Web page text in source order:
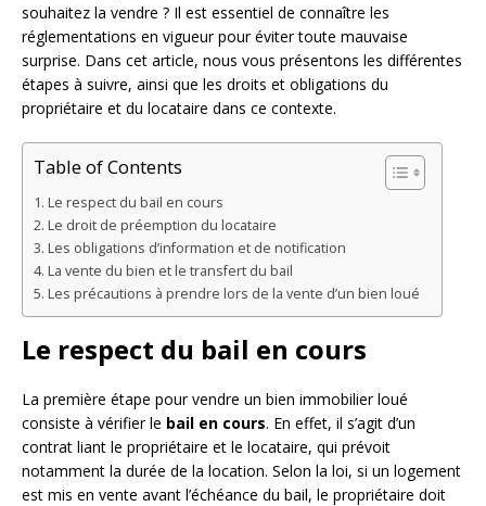
souhaitez la vendre ? Il est essentiel de connaître les
réglementations en vigueur pour éviter toute mauvaise
surprise. Dans cet article, nous vous présentons les différentes
étapes à suivre, ainsi que les droits et obligations du
propriétaire et du locataire dans ce contexte.
Table of Contents
Le respect du bail en cours
Le droit de préemption du locataire
Les obligations d’information et de notification
La vente du bien et le transfert du bail
Les précautions à prendre lors de la vente d’un bien loué
Le respect du bail en cours
La première étape pour vendre un bien immobilier loué
consiste à vérifier le bail en cours. En effet, il s’agit d’un
contrat liant le propriétaire et le locataire, qui prévoit
notamment la durée de la location. Selon la loi, si un logement
est mis en vente avant l’échéance du bail, le propriétaire doit